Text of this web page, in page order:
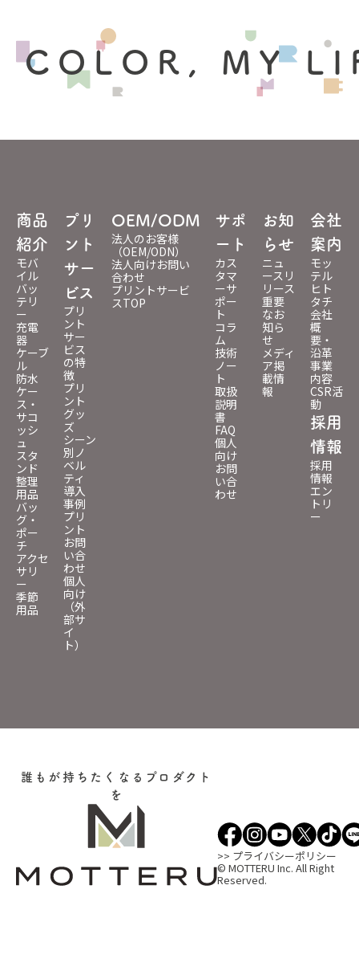
COLOR, MY
商品
紹介
モバ
イル
バッ
テリ
ー
充電
器
ケーブ
ル
防水
ケー
ス・
サコ
ッシ
ュ
スタ
ンド
整理
用品
バッ
グ・
ポー
チ
アクセ
サリ
ー
季節
用品
プリ
ント
サー
ビス
プリ
ント
サー
ビス
の特
徴
プリ
ント
グッ
ズ
シーン
別ノ
ベル
ティ
導入
事例
プリ
ント
お問
い合
わせ
個人
向け
（外
部サ
イ
ト）
OEM/ODM
法人のお客様
（OEM/ODN）
法人向けお問い
合わせ
プリントサービ
スTOP
サポ
ート
カス
タマ
ーサ
ポー
ト
コラ
ム
技術
ノー
ト
取扱
説明
書
FAQ
個人
向け
お問
い合
わせ
お知
らせ
ニュ
ースリ
リース
重要
なお
知ら
せ
メディ
ア掲
載情
報
会社
案内
モッ
テル
ヒト
タチ
会社
概
要・
沿革
事業
内容
CSR活
動
採用
情報
採用
情報
エン
トリ
ー
誰もが持ちたくなるプロダクト
を
>> プライバシーポリシー
© MOTTERU Inc. All Right
Reserved.